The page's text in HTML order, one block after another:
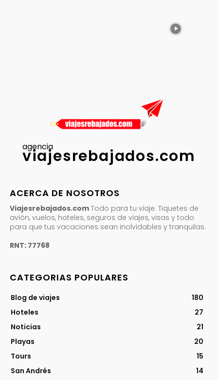
agencia
viajesrebajados.com
ACERCA DE NOSOTROS
Viajesrebajados.com Todo para tu viaje. Tiquetes de
avión, vuelos, hoteles, seguros de viajes, visas y todo
para que tus vacaciones sean inolvidables y tranquilas.
RNT: 77768
CATEGORIAS POPULARES
Blog de viajes
180
Hoteles
27
Noticias
21
Playas
20
Tours
15
San Andrés
14